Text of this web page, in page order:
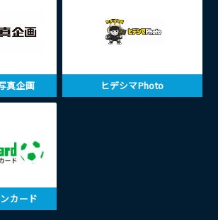
真企画 ヒデシマPhoto
カード